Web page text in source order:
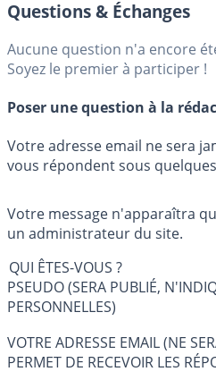
Questions & Échanges
Aucune question n'a encore
Soyez le premier à participer !
Poser une question à la
Votre adresse email ne sera
vous répondent sous
Votre message n'apparaîtra
un administrateur du site.
QUI ÊTES-VOUS ?
PSEUDO (SERA PUBLIÉ,
PERSONNELLES)
VOTRE ADRESSE EMAIL (NE
PERMET DE RECEVOIR LES